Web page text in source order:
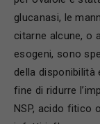
glucanasi, le
citarne alcune, o
esogeni, sono
della disponibilità
fine di ridurre
NSP, acido fitico